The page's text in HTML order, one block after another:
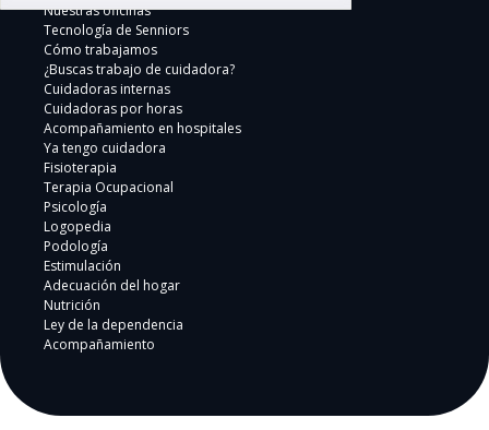
Nuestras oficinas
Tecnología de Senniors
Cómo trabajamos
¿Buscas trabajo de cuidadora?
Cuidadoras internas
Cuidadoras por horas
Acompañamiento en hospitales
Ya tengo cuidadora
Fisioterapia
Terapia Ocupacional
Psicología
Logopedia
Podología
Estimulación
Adecuación del hogar
Nutrición
Ley de la dependencia
Acompañamiento